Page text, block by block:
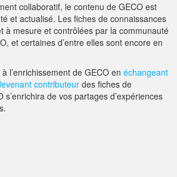
DE GECO AIDE
NOUS CONTACTER
collaboratif, le contenu de GECO est
et actualisé. Les fiches de connaissances
à mesure et contrôlées par la communauté
et certaines d’entre elles sont encore en
l’enrichissement de GECO en échangeant
contributeur des fiches de
s’enrichira de vos partages d’expériences